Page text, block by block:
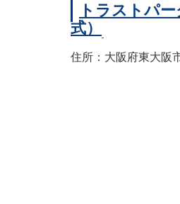
トラストパ
式）
住所：大阪府東大阪